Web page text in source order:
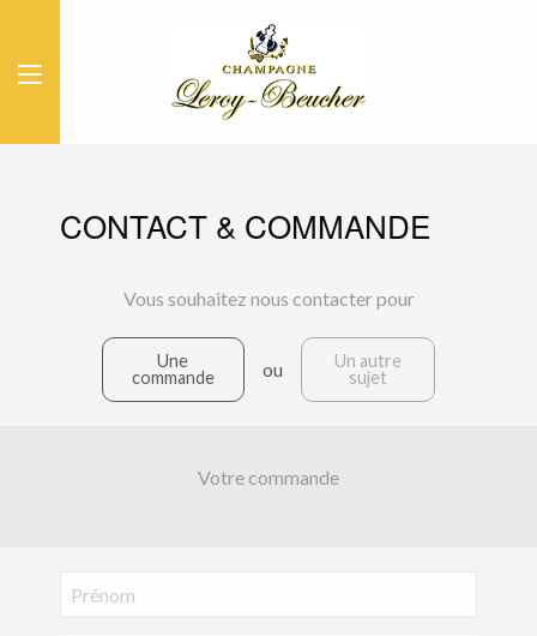
CONTACT & COMMANDE
Vous souhaitez nous contacter pour
Une
commande
ou
Un autre
sujet
Votre commande